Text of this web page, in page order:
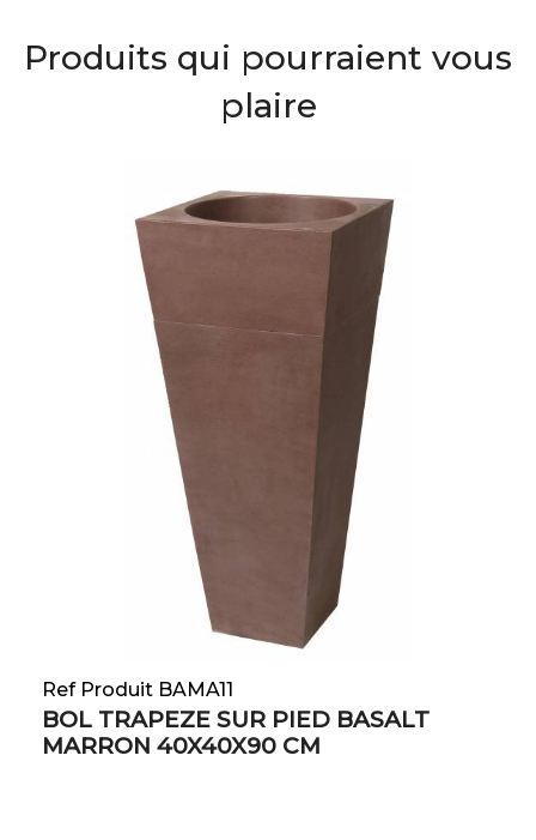
Produits qui pourraient vous
plaire
Ref Produit BAMA11
BOL TRAPEZE SUR PIED BASALT
MARRON 40X40X90 CM